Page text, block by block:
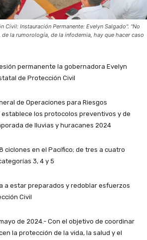
Civil: Instauración Permanente: Evelyn Salgado". “No
la rumorología, de la infodemia, hay que hacer caso
permanente la gobernadora Evelyn
de Protección Civil
de Operaciones para Riesgos
los protocolos preventivos y de
de lluvias y huracanes 2024
ciclones en el Pacífico; de tres a cuatro
3, 4 y 5
a estar preparados y redoblar esfuerzos
Civil
de 2024.- Con el objetivo de coordinar
la protección de la vida, la salud y el